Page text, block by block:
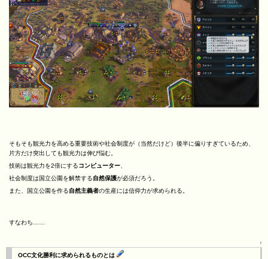
そもそも観光力を高める重要技術や社会制度が（当然だけど）後半に偏りすぎているため、
片方だけ突出しても観光力は伸び悩む。
技術は観光力を2倍にするコンピューター
社会制度は国立公園を解禁する自然保護が必須だろう。
また、国立公園を作る自然主義者の生産には信仰力が求められる。
すなわち……
↑
OCC文化勝利に求められるものとは